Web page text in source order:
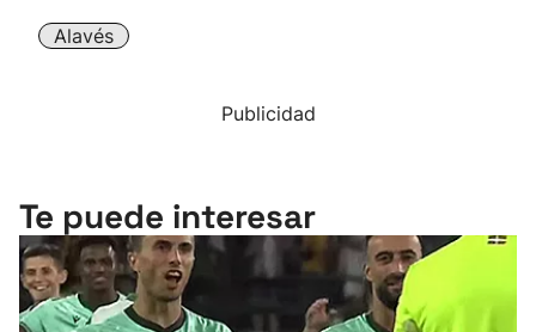
Alavés
Publicidad
Te puede interesar